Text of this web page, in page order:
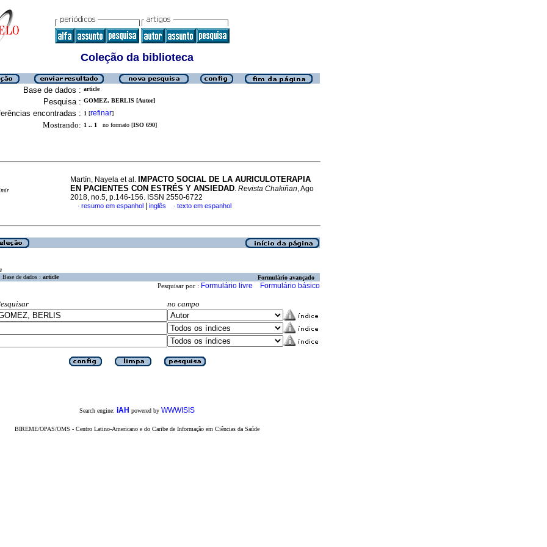
Coleção da biblioteca
Base de dados : article
Pesquisa : GOMEZ, BERLIS [Autor]
encontradas : 1 [refinar]
Mostrando: 1 .. 1 no formato [ISO 690]
Martín, Nayela et al.
IMPACTO SOCIAL DE LA AURICULOTERAPIA
EN PACIENTES CON ESTRÉS Y ANSIEDAD. Revista Chakiñan, Ago
2018, no.5, p.146-156. ISSN 2550-6722
· resumo em espanhol inglês · texto em espanhol
Base de dados : article Formulário avançado
Pesquisar por : Formulário livre Formulário básico
no campo
Search engine: iAH powered by WWWISIS
BIREME/OPAS/OMS - Centro Latino-Americano e do Caribe de Informação em Ciências da Saúde